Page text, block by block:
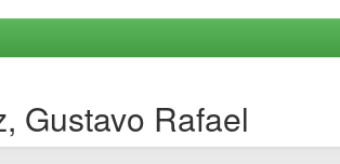
Gustavo Rafael